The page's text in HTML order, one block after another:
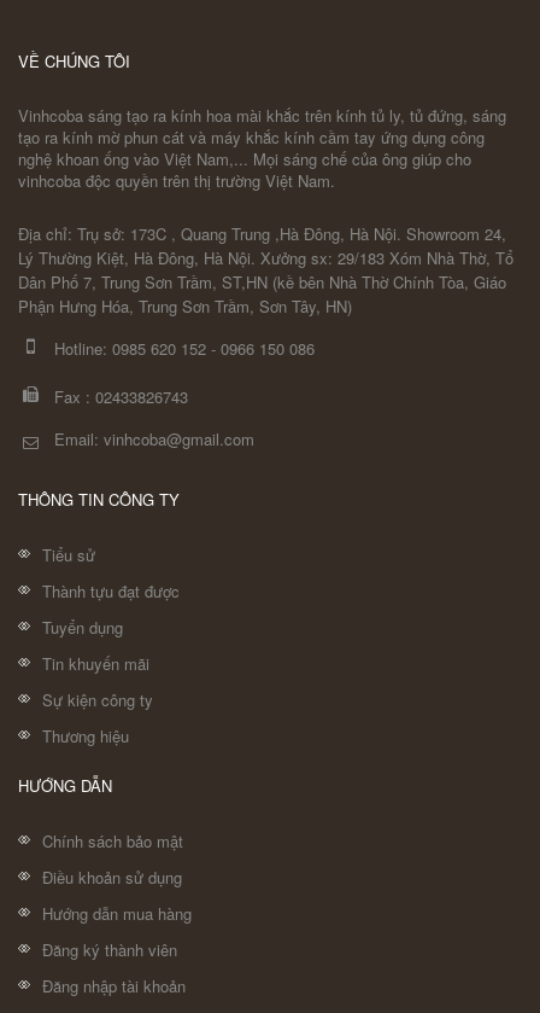
VỀ CHÚNG TÔI
Vinhcoba sáng tạo ra kính hoa mài khắc trên kính tủ ly, tủ đứng, sáng
tạo ra kính mờ phun cát và máy khắc kính cầm tay ứng dụng công
nghệ khoan ống vào Việt Nam,... Mọi sáng chế của ông giúp cho
vinhcoba độc quyền trên thị trường Việt Nam.
Địa chỉ: Trụ sở: 173C , Quang Trung ,Hà Đông, Hà Nội. Showroom 24,
Lý Thường Kiệt, Hà Đông, Hà Nội. Xưởng sx: 29/183 Xóm Nhà Thờ, Tổ
Dân Phố 7, Trung Sơn Trầm, ST,HN (kề bên Nhà Thờ Chính Tòa, Giáo
Phận Hưng Hóa, Trung Sơn Trầm, Sơn Tây, HN)
Hotline: 0985 620 152 - 0966 150 086
Fax : 02433826743
Email: vinhcoba@gmail.com
THÔNG TIN CÔNG TY
Tiểu sử
Thành tựu đạt được
Tuyển dụng
Tin khuyến mãi
Sự kiện công ty
Thương hiệu
HƯỚNG DẪN
Chính sách bảo mật
Điều khoản sử dụng
Hướng dẫn mua hàng
Đăng ký thành viên
Đăng nhập tài khoản